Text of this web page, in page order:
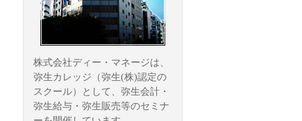
株式会社ディー・マネージは、
弥生カレッジ（弥生(株)認定の
スクール）として、弥生会計・
弥生給与・弥生販売等のセミナ